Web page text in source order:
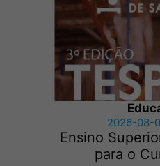
2026-08-
Ensino
para o